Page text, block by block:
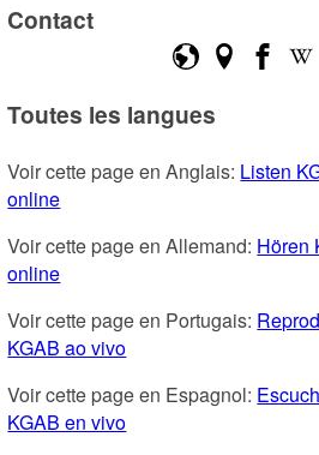
Contact
Toutes les langues
Voir cette page en Anglais: Listen
online
Voir cette page en Allemand: Hören
online
Voir cette page en Portugais:
KGAB ao vivo
Voir cette page en Espagnol:
KGAB en vivo